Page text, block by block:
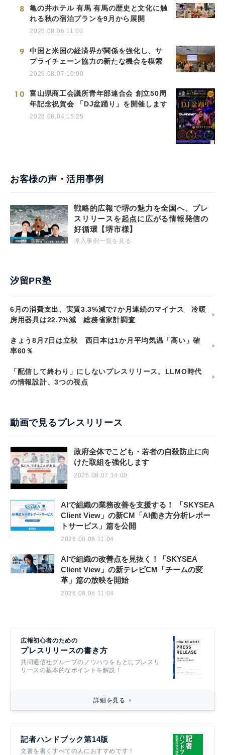
8
亀の井ホテル 有馬 有馬の歴史と文化に触
れる秋の宿泊プランを9月から展開
2026.08.06 11:00
9
中国と米国の経済界が関係を強化し、サ
プライチェーン協力の新たな機会を模索
2026.08.07 10:00
10
富山県商工会議所青年部連合会 創立50周
年記念祝賀会 「DJ盆踊り」を開催します
2026.08.04 15:25
お客様の声・活用事例
戦略的広報で堺の魅力を全国へ。プレ
スリリースを起点に広がる情報発信の
好循環【堺市様】
導入事例一覧を見る
汐留PR塾
6月の消費支出、実質3.3%減で7か月連続のマイナス 冷暖
房用器具は22.7%減 総務省家計調査
きょう8月7日は立秋 西日本は1か月平均気温「高い」確
率60％
「配信して終わり」にしないプレスリリース。LLMO時代
の情報設計、3つの視点
動画で見るプレスリリース
政府全体でこども・若者の自殺防止に向
けた取組を強化します
2026.08.07 14:00
AIで組織の業務改善を支援する！ 「SKYSEA
Client View」の新CM「AI働き方分析レポー
トサービス」篇を公開
2026.08.06 11:04
AIで組織の改善点を見抜く！「SKYSEA
Client View」の新テレビCM「チームの変
革」篇の放映を開始
2026.08.06 11:04
広報初心者のための
プレスリリースの書き方
共同通信社グループのノウハウをもとにプレスリ
リースの基本的なポイントを解説！
詳細を見る
記者ハンドブック第14版
文書を書くすべての人におすすめです！